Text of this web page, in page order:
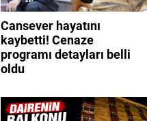
Cansever hayatını
kaybetti! Cenaze
programı detayları belli
oldu